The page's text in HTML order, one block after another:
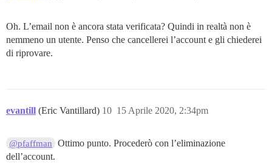
Oh. L’email non è ancora stata verificata? Quindi in realtà non è
nemmeno un utente. Penso che cancellerei l’account e gli chiederei
di riprovare.
evantill (Eric Vantillard) 15 Aprile 2020, 2:34pm
10
@pfaffman
Ottimo punto. Procederò con l’eliminazione
dell’account.